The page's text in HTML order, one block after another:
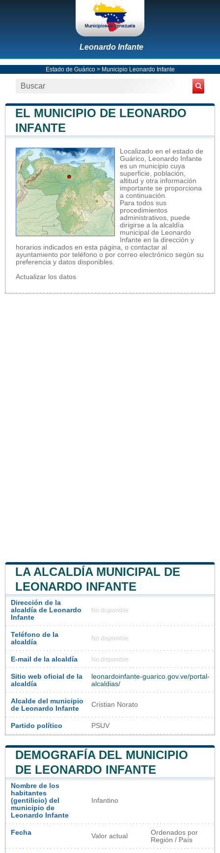
Leonardo Infante
Estado de Guárico> Municipio Leonardo Infante
EL MUNICIPIO DE LEONARDO
INFANTE
Localizado en el estado de
Guárico, Leonardo Infante
es un municipio cuya
superficie, población,
altitud y otra información
importante se proporciona
a continuación.
Para todos sus
procedimientos
administrativos, puede
dirigirse a la alcaldía
municipal de Leonardo
Infante en la dirección y
horarios indicados en esta página, o contactar al
ayuntamiento por teléfono o por correo electrónico según su
preferencia y datos disponibles.
Actualizar los datos
LA ALCALDÍA MUNICIPAL DE
LEONARDO INFANTE
Dirección de la
alcaldía de Leonardo
Infante
No disponible
Teléfono de la
alcaldía
No disponible
E-mail de la alcaldía No disponible
Sitio web oficial de la
alcaldía
leonardoinfante-guarico.gov.ve/portal-
alcaldias/
Alcalde del municipio
de Leonardo Infante
Cristian Norato
Partido político PSUV
DEMOGRAFÍA DEL MUNICIPIO
DE LEONARDO INFANTE
Nombre de los
habitantes
(gentilicio) del
municipio de
Leonardo Infante
Infantino
Fecha Valor actual
Ordenados por
Región / País